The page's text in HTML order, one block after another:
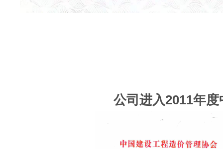
公司进入2011年